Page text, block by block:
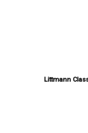
Littmann